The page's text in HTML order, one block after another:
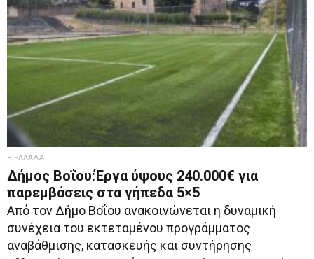
Β.ΕΛΛΑΔΑ
Δήμος Βοΐου:Έργα ύψους 240.000€ για
παρεμβάσεις στα γήπεδα 5×5
Από τον Δήμο Βοΐου ανακοινώνεται η δυναμική
συνέχεια του εκτεταμένου προγράμματος
αναβάθμισης, κατασκευής και συντήρησης